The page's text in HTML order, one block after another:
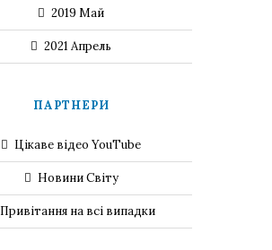
2019 Май
2021 Апрель
ПАРТНЕРИ
Цікаве відео YouTube
Новини Світу
Привітання на всі випадки